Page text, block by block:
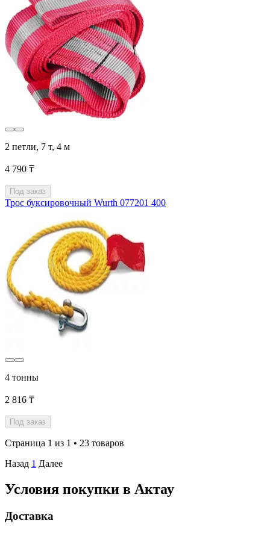
2 петли, 7 т, 4 м
4 790 ₸
Под заказ
Трос буксировочный Wurth 077201 400
4 тонны
2 816 ₸
Под заказ
Страница 1 из 1 • 23 товаров
Назад 1 Далее
Условия покупки в Актау
Доставка